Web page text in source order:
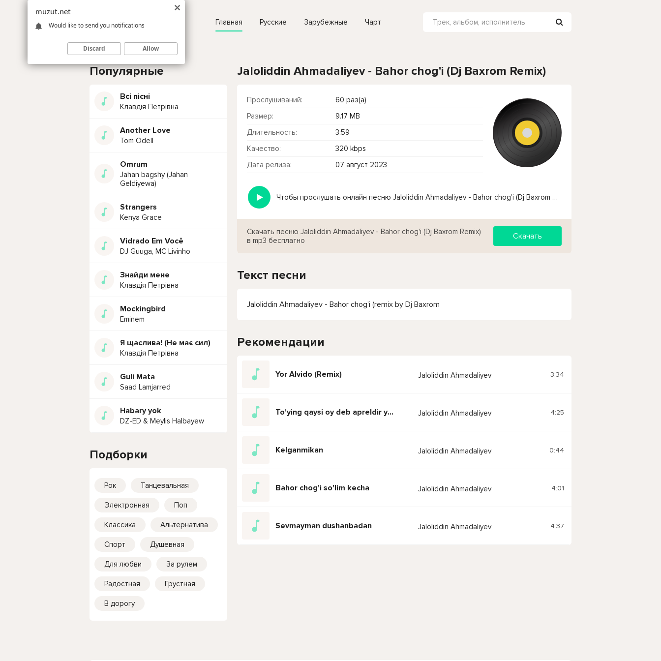
Главная Русские Зарубежные Чарт
Популярные
Всі пісні
Клавдія Петрівна
Another Love
Tom Odell
Omrum
Jahan bagshy (Jahan
Geldiyewa)
Strangers
Kenya Grace
Vidrado Em Você
DJ Guuga, MC Livinho
Знайди мене
Клавдія Петрівна
Mockingbird
Eminem
Я щаслива! (Не має сил)
Клавдія Петрівна
Guli Mata
Saad Lamjarred
Habary yok
DZ-ED & Meylis Halbayew
Подборки
Рок Танцевальная
Электронная Поп
Классика Альтернатива
Спорт Душевная
Для любви За рулем
Радостная Грустная
В дорогу
Jaloliddin Ahmadaliyev - Bahor chog'i (Dj Baxrom Remix)
Прослушиваний:
60 раз(а)
Размер:
9.17 MB
Длительность:
3:59
Качество:
320 kbps
Дата релиза:
07 август 2023
Чтобы прослушать онлайн песню Jaloliddin Ahmadaliyev - Bahor chog'i (Dj Baxrom Remix) нажмите на кнопку плей с светом зелений
Скачать песню Jaloliddin Ahmadaliyev - Bahor chog'i (Dj Baxrom Remix)
в mp3 бесплатно
Скачать
Текст песни
Jaloliddin Ahmadaliyev - Bahor chog'i (remix by Dj Baxrom
Рекомендации
Yor Alvido (Remix) Jaloliddin Ahmadaliyev 3:34
To'ying qaysi oy deb apreldir yo maydir Jaloliddin Ahmadaliyev 4:25
Kelganmikan Jaloliddin Ahmadaliyev 0:44
Bahor chog'i so'lim kecha Jaloliddin Ahmadaliyev 4:01
Sevmayman dushanbadan Jaloliddin Ahmadaliyev 4:37
muzut.net
Would like to send you notifications
Discard Allow